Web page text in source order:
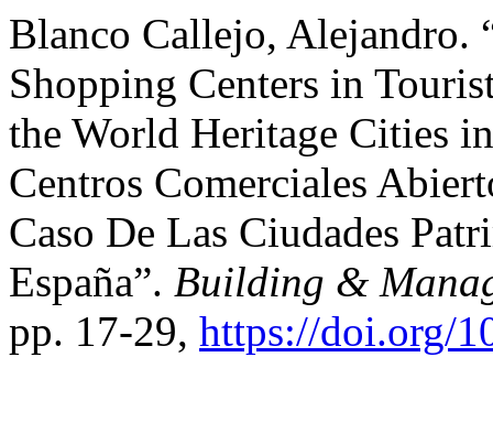
Blanco Callejo, Alejandro.
Shopping Centers in
the World Heritage Cities
Centros Comerciales
Caso De Las Ciudades
España”. Building &
pp. 17-29, https://doi.org/